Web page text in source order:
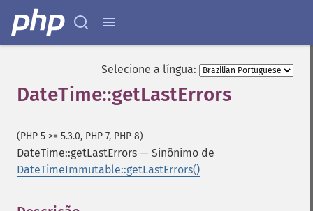
Selecione a língua:
DateTime::getLastErrors
(PHP 5 >= 5.3.0, PHP 7, PHP 8)
DateTime::getLastErrors — Sinônimo de
DateTimeImmutable::getLastErrors()